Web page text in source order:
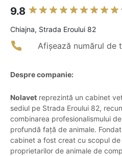
9.8
Chiajna, Strada Eroului 82
Afișează numărul de
Despre companie:
Nolavet reprezintă un cabinet
sediul pe Strada Eroului 82,
combinarea profesionalismului
profundă față de animale.
cabinet a fost creat cu scopul
proprietarilor de animale de